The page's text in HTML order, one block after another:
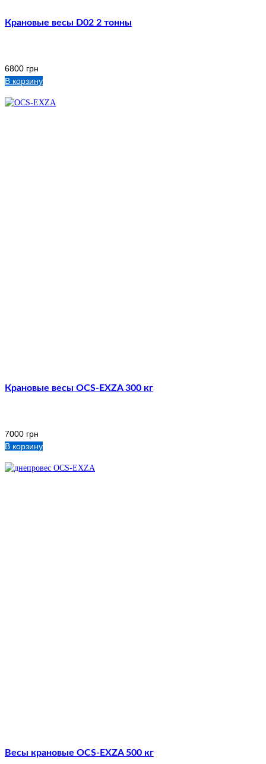
Крановые весы D02 2 тонны
6800 грн
В корзину
Крановые весы OCS-EXZA 300 кг
7000 грн
В корзину
Весы крановые OCS-EXZA 500 кг